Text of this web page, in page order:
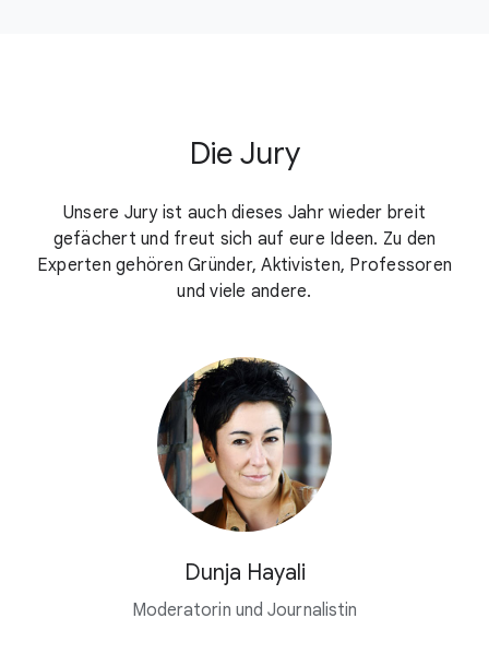
Die Jury
Unsere Jury ist auch dieses Jahr wieder breit
gefächert und freut sich auf eure Ideen. Zu den
Experten gehören Gründer, Aktivisten, Professoren
und viele andere.
Dunja Hayali
Moderatorin und Journalistin